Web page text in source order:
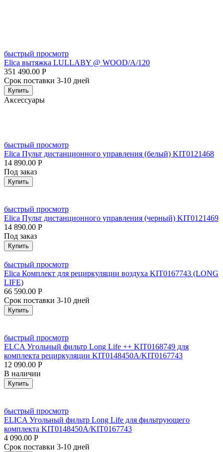
быстрый просмотр
Elica вытяжка LULLABY @ WOOD/A/120
351 490.00 Р
Срок поставки 3-10 дней
Купить
Аксессуары
быстрый просмотр
Elica Пульт дистанционного управления (белый) KIT0121468
14 890.00 Р
Под заказ
Купить
быстрый просмотр
Elica Пульт дистанционного управления (черный) KIT0121469
14 890.00 Р
Под заказ
Купить
быстрый просмотр
Elica Комплект для рециркуляции воздуха KIT0167743 (LONG
LIFE)
66 590.00 Р
Срок поставки 3-10 дней
Купить
быстрый просмотр
ELCA Угольный фильтр Long Life ++ KIT0168749 для
комплекта рециркуляции KIT0148450A/KIT0167743
12 090.00 Р
В наличии
Купить
быстрый просмотр
ELICA Угольный фильтр Long Life для фильтрующего
комплекта KIT0148450A/KIT0167743
4 090.00 Р
Срок поставки 3-10 дней